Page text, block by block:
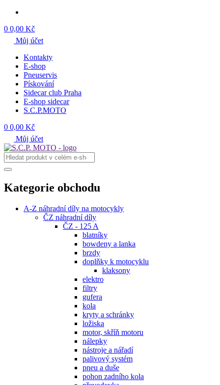
0 0,00 Kč
Můj účet
Kontakty
E-shop
Pneuservis
Pískování
Sidecar club Praha
E-shop sidecar
S.C.P.MOTO
0 0,00 Kč
Můj účet
Kategorie obchodu
A-Z náhradní díly na motocykly
ČZ náhradní díly
ČZ - 125 A
blatníky
bowdeny a lanka
brzdy
doplňky k motocyklu
klaksony
elektro
filtry
gufera
kola
kryty a schránky
ložiska
motor, skříň motoru
nálepky
nástroje a nářadí
palivový systém
pneu a duše
pohon zadního kola